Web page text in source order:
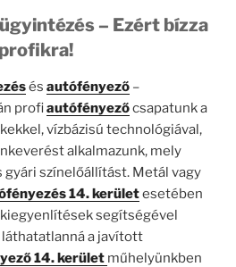
– Ezért bízza
profikra!
és autófényező–
profiautófényezőcsapatunk a
vízbázisú technológiával,
alkalmazunk, mely
színelőállítást. Metál vagy
14. kerületesetében
segítségével
a javított
14. kerület műhelyünkben